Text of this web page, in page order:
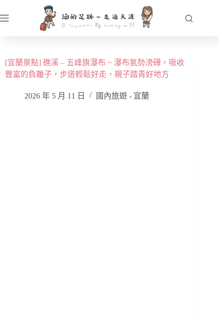
至
容[宜蘭景點] 礁溪 – 五峰旗瀑布 ~ 瀑布氣勢滂礡，吸收
豐富的負離子，步道輕鬆好走，親子踏青好地方
2026 年 5 月 11 日 國內旅遊 - 宜蘭